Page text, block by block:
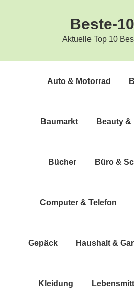
Beste-
Aktuelle Top 10
Auto & Motorrad
Bau­markt Beau­ty
Bücher Büro &
Com­pu­ter & Telefon
Gepäck Haus­halt &
Klei­dung